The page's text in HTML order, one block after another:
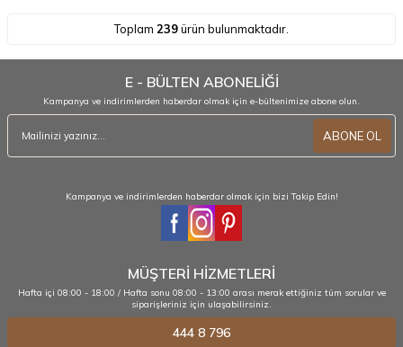
Toplam 239ürün bulunmaktadır.
E - BÜLTEN ABONELİĞİ
Kampanya ve indirimlerden haberdar olmak için e-bültenimize abone olun.
ABONE OL
Kampanya ve indirimlerden haberdar olmak için bizi Takip Edin!
MÜŞTERİ HİZMETLERİ
Hafta içi 08:00 - 18:00 / Hafta sonu 08:00 - 13:00 arası merak ettiğiniz tüm sorular ve
siparişleriniz için ulaşabilirsiniz.
444 8 796